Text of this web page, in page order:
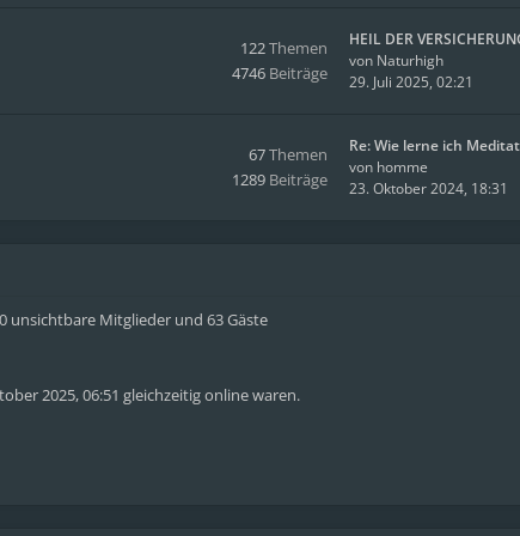
122Themen
4746 Beiträge
HEIL DER
von Naturhigh
29. Juli 2025, 02:21
67Themen
1289 Beiträge
Re: Wie lerne ich
von homme
23. Oktober 2024, 18:31
unsichtbare Mitglieder und 63 Gäste
2025, 06:51 gleichzeitig online waren.